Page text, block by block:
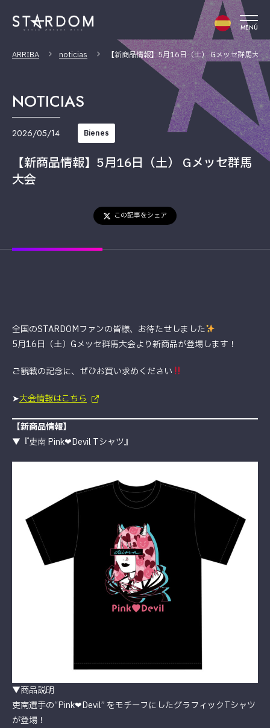
MENÚ
ARRIBA noticias 【新商品情報】5月16日（土） Gメッセ群馬大会
NOTICIAS
2026/05/14 Bienes
【新商品情報】5月16日（土） Gメッセ群馬
大会
この記事をシェア
全国のSTARDOMファンの皆様、お待たせしました
5月16日（土）Gメッセ群馬大会より新商品が登場します！
ご観戦の記念に、ぜひお買い求めください
➤大会情報はこちら
【新商品情報】
▼『吏南 Pink❤︎Devil Tシャツ』
▼商品説明
吏南選手の“Pink❤︎Devil” をモチーフにしたグラフィックTシャツ
が登場！